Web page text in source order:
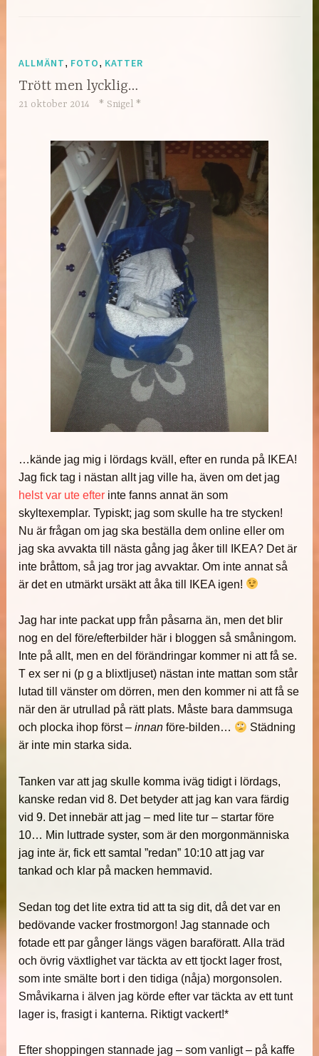
ALLMÄNT, FOTO, KATTER
Trött men lycklig…
21 oktober 2014 * Snigel *
…kände jag mig i lördags kväll, efter en runda på IKEA!
Jag fick tag i nästan allt jag ville ha, även om det jag
helst var ute efter inte fanns annat än som
skyltexemplar. Typiskt; jag som skulle ha tre stycken!
Nu är frågan om jag ska beställa dem online eller om
jag ska avvakta till nästa gång jag åker till IKEA? Det är
inte bråttom, så jag tror jag avvaktar. Om inte annat så
är det en utmärkt ursäkt att åka till IKEA igen!
Jag har inte packat upp från påsarna än, men det blir
nog en del före/efterbilder här i bloggen så småningom.
Inte på allt, men en del förändringar kommer ni att få se.
T ex ser ni (p g a blixtljuset) nästan inte mattan som står
lutad till vänster om dörren, men den kommer ni att få se
när den är utrullad på rätt plats. Måste bara dammsuga
och plocka ihop först –innan före-bilden…
Städning
är inte min starka sida.
Tanken var att jag skulle komma iväg tidigt i lördags,
kanske redan vid 8. Det betyder att jag kan vara färdig
vid 9. Det innebär att jag – med lite tur – startar före
10… Min luttrade syster, som är den morgonmänniska
jag inte är, fick ett samtal ”redan” 10:10 att jag var
tankad och klar på macken hemmavid.
Sedan tog det lite extra tid att ta sig dit, då det var en
bedövande vacker frostmorgon! Jag stannade och
fotade ett par gånger längs vägen baraföratt. Alla träd
och övrig växtlighet var täckta av ett tjockt lager frost,
som inte smälte bort i den tidiga (nåja) morgonsolen.
Småvikarna i älven jag körde efter var täckta av ett tunt
lager is, frasigt i kanterna. Riktigt vackert!*
Efter shoppingen stannade jag – som vanligt – på kaffe